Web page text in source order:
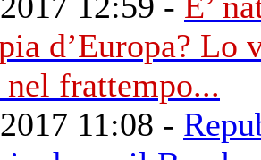
d’Europa? Lo
frattempo...
11:08 -